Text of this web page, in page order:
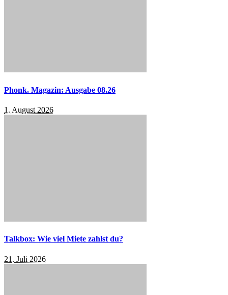
Phonk. Magazin: Ausgabe 08.26
1. August 2026
Talkbox: Wie viel Miete zahlst du?
21. Juli 2026